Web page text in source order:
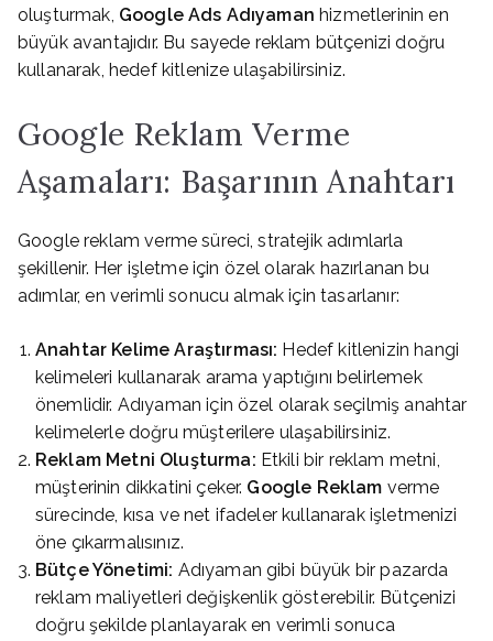
oluşturmak, Google Ads Adıyaman hizmetlerinin en
büyük avantajıdır. Bu sayede reklam bütçenizi doğru
kullanarak, hedef kitlenize ulaşabilirsiniz.
Google Reklam Verme
Aşamaları: Başarının Anahtarı
Google reklam verme süreci, stratejik adımlarla
şekillenir. Her işletme için özel olarak hazırlanan bu
adımlar, en verimli sonucu almak için tasarlanır:
Anahtar Kelime Araştırması: Hedef kitlenizin hangi
kelimeleri kullanarak arama yaptığını belirlemek
önemlidir. Adıyaman için özel olarak seçilmiş anahtar
kelimelerle doğru müşterilere ulaşabilirsiniz.
Reklam Metni Oluşturma: Etkili bir reklam metni,
müşterinin dikkatini çeker. Google Reklam verme
sürecinde, kısa ve net ifadeler kullanarak işletmenizi
öne çıkarmalısınız.
Bütçe Yönetimi: Adıyaman gibi büyük bir pazarda
reklam maliyetleri değişkenlik gösterebilir. Bütçenizi
doğru şekilde planlayarak en verimli sonuca